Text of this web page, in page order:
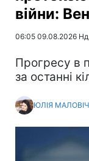
війни:
06:05 09.08.2026 Нд
Прогресу в
за останні
ЮЛІЯ